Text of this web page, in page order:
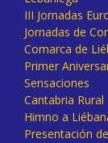
III Jornadas
Jornadas de
Comarca de
Primer
Sensaciones
Cantabria Rural
Himno a
Presentación